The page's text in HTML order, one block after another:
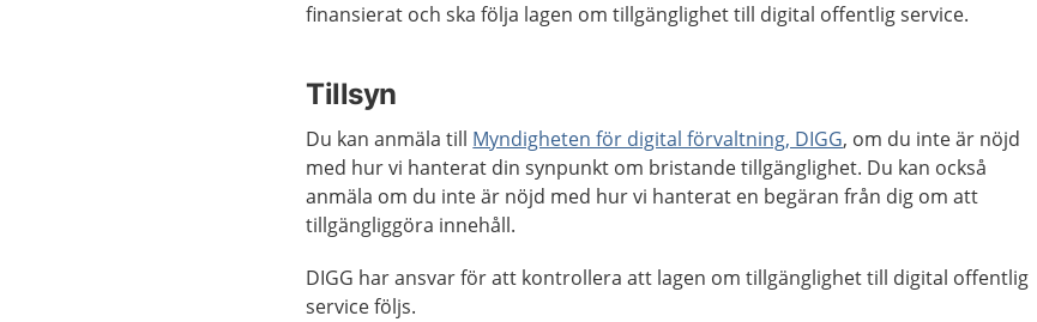
finansierat och ska följa lagen om tillgänglighet till digital offentlig service.
Tillsyn
Du kan anmäla till Myndigheten för digital förvaltning, DIGG, om du inte är nöjd
med hur vi hanterat din synpunkt om bristande tillgänglighet. Du kan också
anmäla om du inte är nöjd med hur vi hanterat en begäran från dig om att
tillgängliggöra innehåll.
DIGG har ansvar för att kontrollera att lagen om tillgänglighet till digital offentlig
service följs.